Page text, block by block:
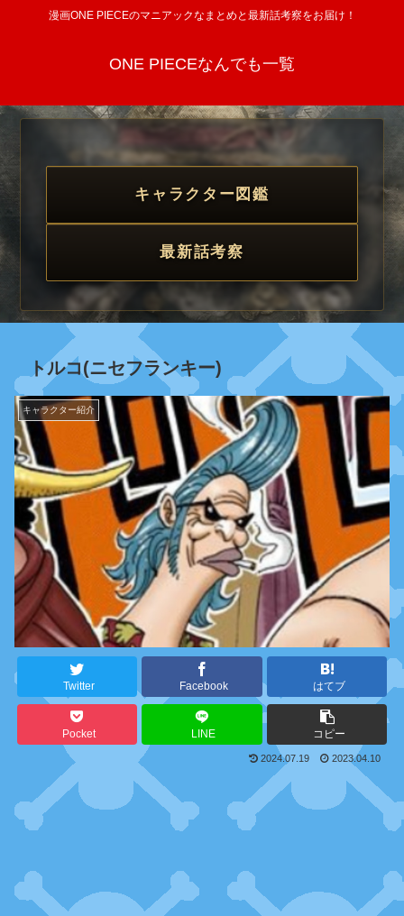
漫画ONE PIECEのマニアックなまとめと最新話考察をお届け！
ONE PIECEなんでも一覧
キャラクター図鑑
最新話考察
トルコ(ニセフランキー)
キャラクター紹介
Twitter Facebook はてブ
Pocket LINE コピー
2024.07.19 2023.04.10